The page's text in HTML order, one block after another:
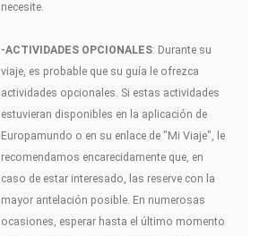
necesite.
-ACTIVIDADES OPCIONALES: Durante su
viaje, es probable que su guía le ofrezca
actividades opcionales. Si estas actividades
estuvieran disponibles en la aplicación de
Europamundo o en su enlace de "Mi Viaje", le
recomendamos encarecidamente que, en
caso de estar interesado, las reserve con la
mayor antelación posible. En numerosas
ocasiones, esperar hasta el último momento